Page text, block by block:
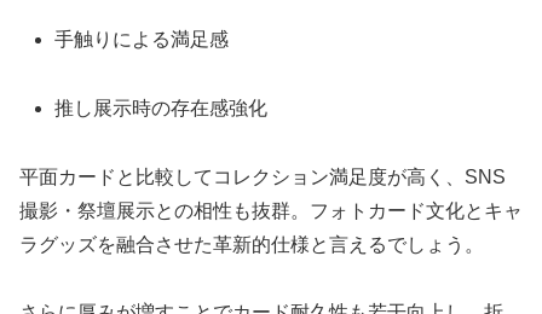
手触りによる満足感
推し展示時の存在感強化
平面カードと比較してコレクション満足度が高く、SNS
撮影・祭壇展示との相性も抜群。フォトカード文化とキャ
ラグッズを融合させた革新的仕様と言えるでしょう。